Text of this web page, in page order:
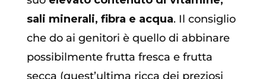
sali minerali, fibra e acqua. Il consiglio
che do ai genitori è quello di abbinare
possibilmente frutta fresca e frutta
secca (quest’ultima ricca dei preziosi